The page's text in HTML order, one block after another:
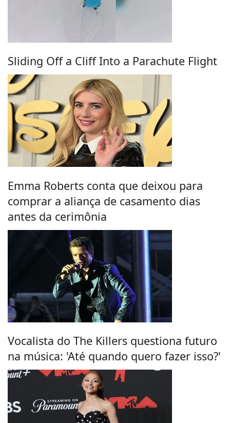
Sliding Off a Cliff Into a Parachute Flight
Emma Roberts conta que deixou para
comprar a aliança de casamento dias
antes da cerimônia
Vocalista do The Killers questiona futuro
na música: 'Até quando quero fazer isso?'